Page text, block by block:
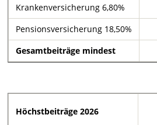
Krankenversicherung 6,80%
Pensionsversicherung 18,50%
Gesamtbeiträge mindest
Höchstbeiträge 2026